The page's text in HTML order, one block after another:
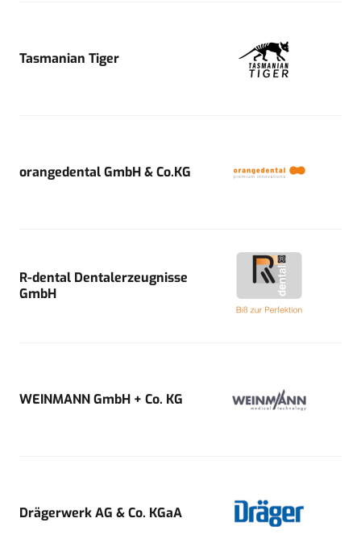
Tasmanian Tiger
orangedental GmbH & Co.KG
R-dental Dentalerzeugnisse
GmbH
WEINMANN GmbH + Co. KG
Drägerwerk AG & Co. KGaA